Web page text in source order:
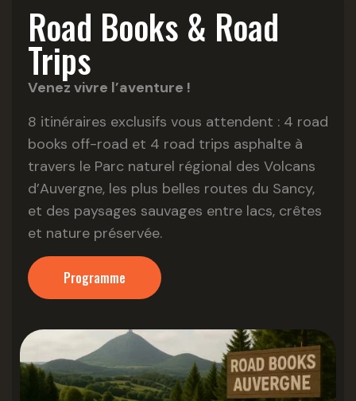
Road Books & Road
Trips
Venez vivre l’aventure !
8 itinéraires exclusifs vous attendent : 4 road
books off-road et 4 road trips asphalte à
travers le Parc naturel régional des Volcans
d’Auvergne, les plus belles routes du Sancy,
et des paysages sauvages entre lacs, crêtes
et nature préservée.
Programme